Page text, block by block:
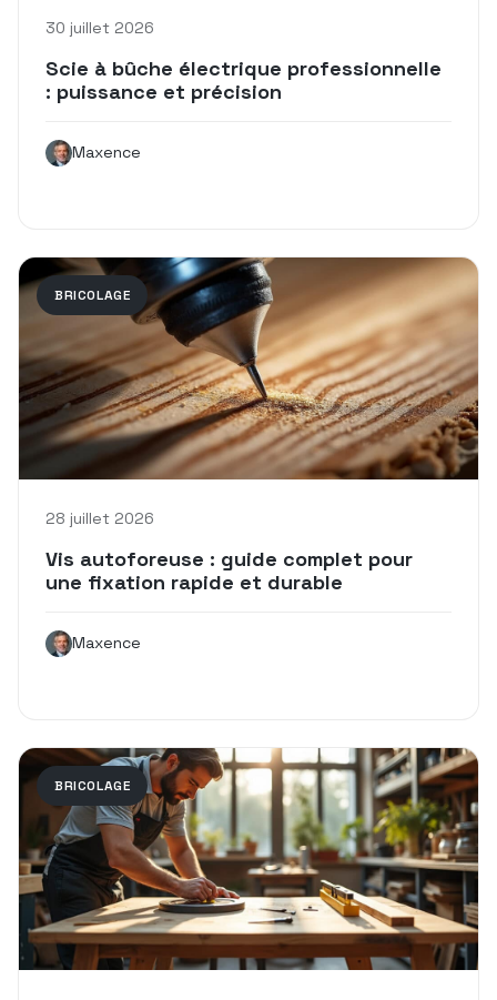
30 juillet 2026
Scie à bûche électrique professionnelle
: puissance et précision
Maxence
BRICOLAGE
28 juillet 2026
Vis autoforeuse : guide complet pour
une fixation rapide et durable
Maxence
BRICOLAGE